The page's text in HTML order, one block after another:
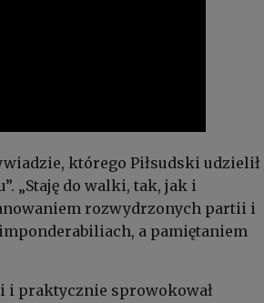
którego Piłsudski udzielił
„Staję do walki, tak, jak i
rozwydrzonych partii i
a pamiętaniem
i praktycznie sprowokował